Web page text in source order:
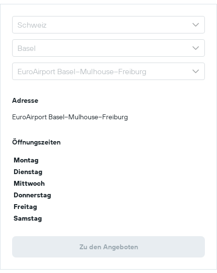
Adresse
EuroAirport Basel–Mulhouse–Freiburg
Öffnungszeiten
Montag
Dienstag
Mittwoch
Donnerstag
Freitag
Samstag
Zu den Angeboten